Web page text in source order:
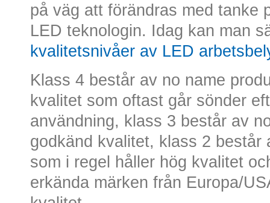
på väg att förändras med tanke
LED teknologin. Idag kan man
kvalitetsnivåer av LED
Klass 4 består av no name
kvalitet som oftast går sönder
användning, klass 3 består av
godkänd kvalitet, klass 2 består
som i regel håller hög kvalitet
erkända märken från Europa/